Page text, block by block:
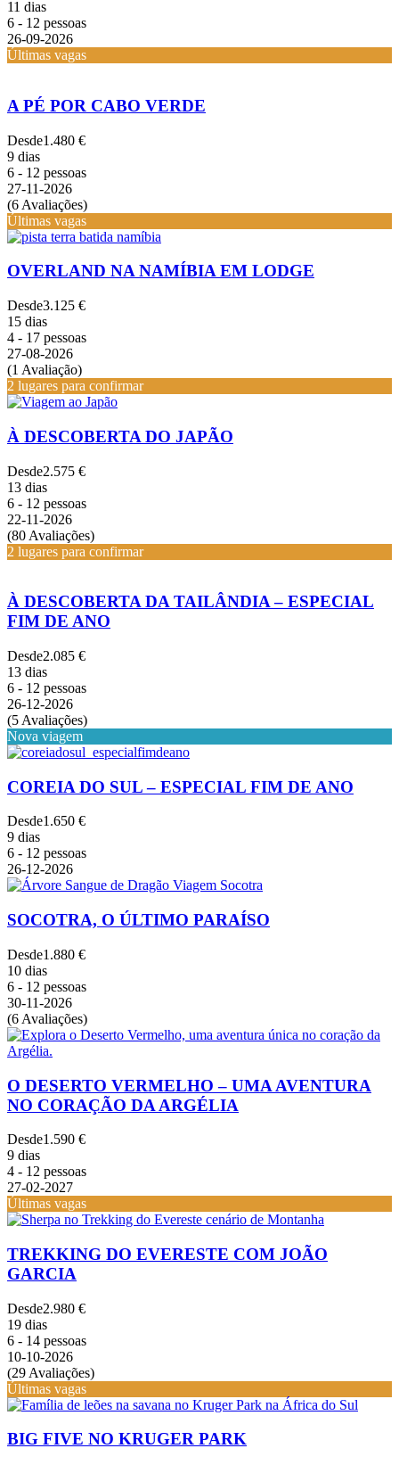
11 dias
6 - 12 pessoas
26-09-2026
Últimas vagas
A PÉ POR CABO VERDE
Desde1.480 €
9 dias
6 - 12 pessoas
27-11-2026
(6 Avaliações)
Últimas vagas
OVERLAND NA NAMÍBIA EM LODGE
Desde3.125 €
15 dias
4 - 17 pessoas
27-08-2026
(1 Avaliação)
2 lugares para confirmar
À DESCOBERTA DO JAPÃO
Desde2.575 €
13 dias
6 - 12 pessoas
22-11-2026
(80 Avaliações)
2 lugares para confirmar
À DESCOBERTA DA TAILÂNDIA – ESPECIAL
FIM DE ANO
Desde2.085 €
13 dias
6 - 12 pessoas
26-12-2026
(5 Avaliações)
Nova viagem
COREIA DO SUL – ESPECIAL FIM DE ANO
Desde1.650 €
9 dias
6 - 12 pessoas
26-12-2026
SOCOTRA, O ÚLTIMO PARAÍSO
Desde1.880 €
10 dias
6 - 12 pessoas
30-11-2026
(6 Avaliações)
O DESERTO VERMELHO – UMA AVENTURA
NO CORAÇÃO DA ARGÉLIA
Desde1.590 €
9 dias
4 - 12 pessoas
27-02-2027
Últimas vagas
TREKKING DO EVERESTE COM JOÃO
GARCIA
Desde2.980 €
19 dias
6 - 14 pessoas
10-10-2026
(29 Avaliações)
Últimas vagas
BIG FIVE NO KRUGER PARK